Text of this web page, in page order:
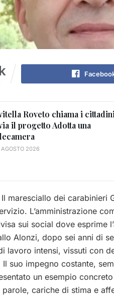
Roveto chiama i
il progetto Adotta una
2026
maresciallo dei carabinieri
L’amministrazione
sui social dove esprime
Alonzi, dopo sei anni di
lavoro intensi, vissuti con
Il suo impegno costante,
un esempio
parole, cariche di stima e